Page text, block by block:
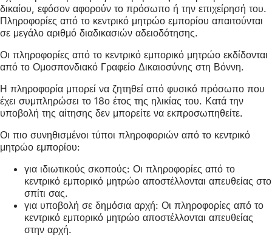
δικαίου, εφόσον αφορούν το πρόσωπο ή την επιχείρησή του.
Πληροφορίες από το κεντρικό μητρώο εμπορίου απαιτούνται
σε μεγάλο αριθμό διαδικασιών αδειοδότησης.
Οι πληροφορίες από το κεντρικό εμπορικό μητρώο εκδίδονται
από το Ομοσπονδιακό Γραφείο Δικαιοσύνης στη Βόννη.
Η πληροφορία μπορεί να ζητηθεί από φυσικό πρόσωπο που
έχει συμπληρώσει το 18ο έτος της ηλικίας του. Κατά την
υποβολή της αίτησης δεν μπορείτε να εκπροσωπηθείτε.
Οι πιο συνηθισμένοι τύποι πληροφοριών από το κεντρικό
μητρώο εμπορίου:
για ιδιωτικούς σκοπούς: Οι πληροφορίες από το
κεντρικό εμπορικό μητρώο αποστέλλονται απευθείας στο
σπίτι σας.
για υποβολή σε δημόσια αρχή: Οι πληροφορίες από το
κεντρικό εμπορικό μητρώο αποστέλλονται απευθείας
στην αρχή.